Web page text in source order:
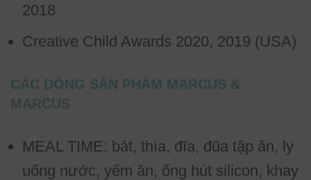
2018
Creative Child Awards 2020, 2019 (USA)
CÁC DÒNG SẢN PHẨM MARCUS &
MARCUS
MEAL TIME: bát, thìa, đĩa, đũa tập ăn, ly
uống nước, yếm ăn, ống hút silicon, khay